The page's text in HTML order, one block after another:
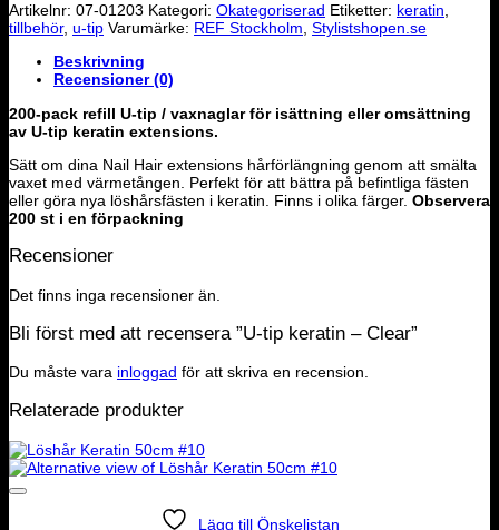
Artikelnr: 07-01203 Kategori: Okategoriserad Etiketter: keratin
tillbehör, u-tip Varumärke: REF Stockholm Stylistshopen.se
Beskrivning
Recensioner (0)
200-pack refill U-tip / vaxnaglar för isättning eller omsättning
av U-tip keratin extensions.
Sätt om dina Nail Hair extensions hårförlängning genom att smälta
vaxet med värmetången. Perfekt för att bättra på befintliga fästen
eller göra nya löshårsfästen i keratin. Finns i olika färger. Observera
200 st i en förpackning
Recensioner
Det finns inga recensioner än.
Bli först med att recensera ”U-tip keratin – Clear”
Du måste vara inloggad för att skriva en recension.
Relaterade produkter
Lägg till Önskelistan